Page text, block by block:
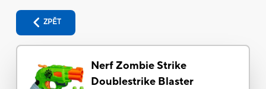
ZPĚT
Nerf Zombie Strike
Doublestrike Blaster